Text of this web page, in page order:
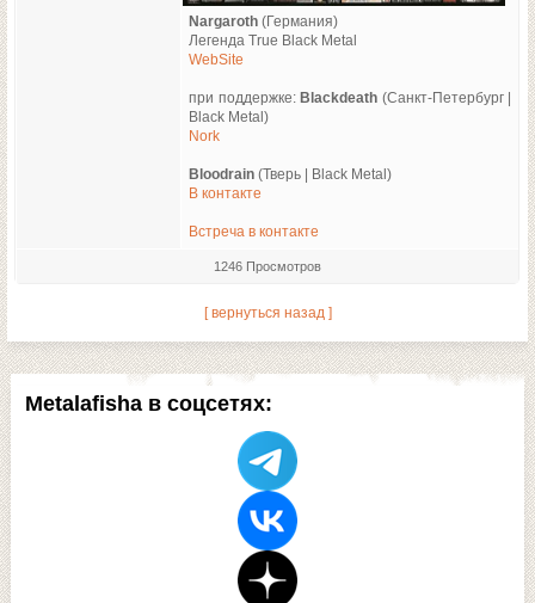
Metalafisha в соцсетях:
Nargaroth (Германия)
Легенда True Black Metal
WebSite
при поддержке: Blackdeath (Санкт-Петербург |
Black Metal)
Nork
Bloodrain (Тверь | Black Metal)
В контакте
Встреча в контакте
1246 Просмотров
[ вернуться назад ]